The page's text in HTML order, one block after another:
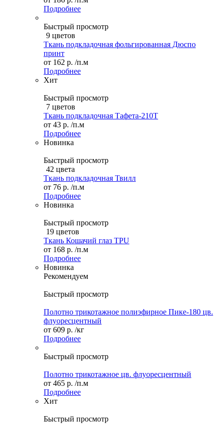
Подробнее
Быстрый просмотр
9 цветов
Ткань подкладочная фольгированная Дюспо
принт
от 162 р. /п.м
Подробнее
Хит
Быстрый просмотр
7 цветов
Ткань подкладочная Тафета-210T
от 43 р. /п.м
Подробнее
Новинка
Быстрый просмотр
42 цвета
Ткань подкладочная Твилл
от 76 р. /п.м
Подробнее
Новинка
Быстрый просмотр
19 цветов
Ткань Кошачий глаз TPU
от 168 р. /п.м
Подробнее
Новинка
Рекомендуем
Быстрый просмотр
Полотно трикотажное полиэфирное Пике-180 цв.
флуоресцентный
от 609 р. /кг
Подробнее
Быстрый просмотр
Полотно трикотажное цв. флуоресцентный
от 465 р. /п.м
Подробнее
Хит
Быстрый просмотр